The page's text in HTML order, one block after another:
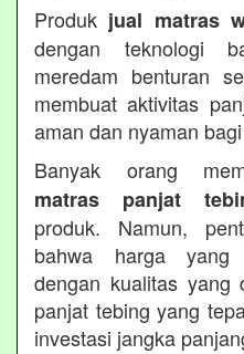
Produk jual matras
dengan teknologi
meredam benturan
membuat aktivitas
aman dan nyaman
Banyak orang
matras panjat
produk. Namun,
bahwa harga yang
dengan kualitas yang
panjat tebing yang
investasi jangka